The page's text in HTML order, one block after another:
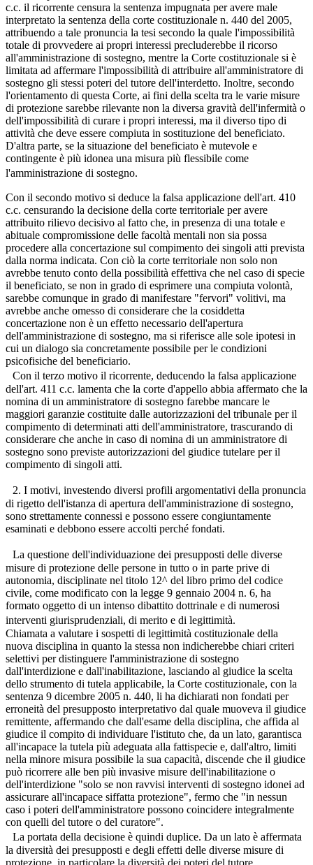
c.c. il ricorrente censura la sentenza impugnata per avere male
interpretato la sentenza della corte costituzionale n. 440 del 2005,
attribuendo a tale pronuncia la tesi secondo la quale l'impossibilità
totale di provvedere ai propri interessi precluderebbe il ricorso
all'amministrazione di sostegno, mentre la Corte costituzionale si è
limitata ad affermare l'impossibilità di attribuire all'amministratore di
sostegno gli stessi poteri del tutore dell'interdetto. Inoltre, secondo
l'orientamento di questa Corte, ai fini della scelta tra le varie misure
di protezione sarebbe rilevante non la diversa gravità dell'infermità o
dell'impossibilità di curare i propri interessi, ma il diverso tipo di
attività che deve essere compiuta in sostituzione del beneficiato.
D'altra parte, se la situazione del beneficiato è mutevole e
contingente è più idonea una misura più flessibile come
l'amministrazione di sostegno.
Con il secondo motivo si deduce la falsa applicazione dell'art. 410
c.c. censurando la decisione della corte territoriale per avere
attribuito rilievo decisivo al fatto che, in presenza di una totale e
abituale compromissione delle facoltà mentali non sia possa
procedere alla concertazione sul compimento dei singoli atti prevista
dalla norma indicata. Con ciò la corte territoriale non solo non
avrebbe tenuto conto della possibilità effettiva che nel caso di specie
il beneficiato, se non in grado di esprimere una compiuta volontà,
sarebbe comunque in grado di manifestare "fervori" volitivi, ma
avrebbe anche omesso di considerare che la cosiddetta
concertazione non è un effetto necessario dell'apertura
dell'amministrazione di sostegno, ma si riferisce alle sole ipotesi in
cui un dialogo sia concretamente possibile per le condizioni
psicofisiche del beneficiario.
Con il terzo motivo il ricorrente, deducendo la falsa applicazione
dell'art. 411 c.c. lamenta che la corte d'appello abbia affermato che la
nomina di un amministratore di sostegno farebbe mancare le
maggiori garanzie costituite dalle autorizzazioni del tribunale per il
compimento di determinati atti dell'amministratore, trascurando di
considerare che anche in caso di nomina di un amministratore di
sostegno sono previste autorizzazioni del giudice tutelare per il
compimento di singoli atti.
2. I motivi, investendo diversi profili argomentativi della pronuncia
di rigetto dell'istanza di apertura dell'amministrazione di sostegno,
sono strettamente connessi e possono essere congiuntamente
esaminati e debbono essere accolti perché fondati.
La questione dell'individuazione dei presupposti delle diverse
misure di protezione delle persone in tutto o in parte prive di
autonomia, disciplinate nel titolo 12^ del libro primo del codice
civile, come modificato con la legge 9 gennaio 2004 n. 6, ha
formato oggetto di un intenso dibattito dottrinale e di numerosi
interventi giurisprudenziali, di merito e di legittimità.
Chiamata a valutare i sospetti di legittimità costituzionale della
nuova disciplina in quanto la stessa non indicherebbe chiari criteri
selettivi per distinguere l'amministrazione di sostegno
dall'interdizione e dall'inabilitazione, lasciando al giudice la scelta
dello strumento di tutela applicabile, la Corte costituzionale, con la
sentenza 9 dicembre 2005 n. 440, li ha dichiarati non fondati per
erroneità del presupposto interpretativo dal quale muoveva il giudice
remittente, affermando che dall'esame della disciplina, che affida al
giudice il compito di individuare l'istituto che, da un lato, garantisca
all'incapace la tutela più adeguata alla fattispecie e, dall'altro, limiti
nella minore misura possibile la sua capacità, discende che il giudice
può ricorrere alle ben più invasive misure dell'inabilitazione o
dell'interdizione "solo se non ravvisi interventi di sostegno idonei ad
assicurare all'incapace siffatta protezione", fermo che "in nessun
caso i poteri dell'amministratore possono coincidere integralmente
con quelli del tutore o del curatore".
La portata della decisione è quindi duplice. Da un lato è affermata
la diversità dei presupposti e degli effetti delle diverse misure di
protezione, in particolare la diversità dei poteri del tutore